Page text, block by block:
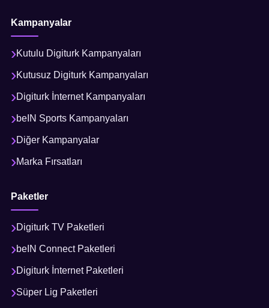
Kampanyalar
Kutulu Digiturk Kampanyaları
Kutusuz Digiturk Kampanyaları
Digiturk İnternet Kampanyaları
beIN Sports Kampanyaları
Diğer Kampanyalar
Marka Fırsatları
Paketler
Digiturk TV Paketleri
beIN Connect Paketleri
Digiturk İnternet Paketleri
Süper Lig Paketleri